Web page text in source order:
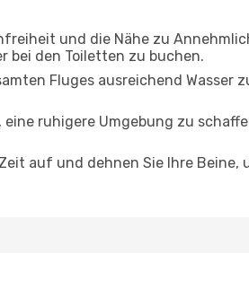
und die Nähe zu
bei den Toiletten zu buchen.
Fluges ausreichend Wasser
eine ruhigere Umgebung zu
auf und dehnen Sie Ihre